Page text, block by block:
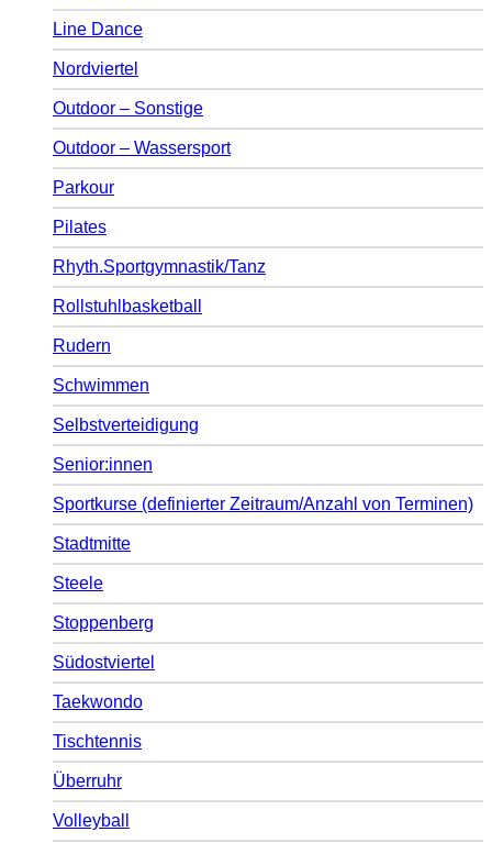
Line Dance
Nordviertel
Outdoor – Sonstige
Outdoor – Wassersport
Parkour
Pilates
Rhyth.Sportgymnastik/Tanz
Rollstuhlbasketball
Rudern
Schwimmen
Selbstverteidigung
Senior:innen
Sportkurse (definierter Zeitraum/Anzahl von Terminen)
Stadtmitte
Steele
Stoppenberg
Südostviertel
Taekwondo
Tischtennis
Überruhr
Volleyball